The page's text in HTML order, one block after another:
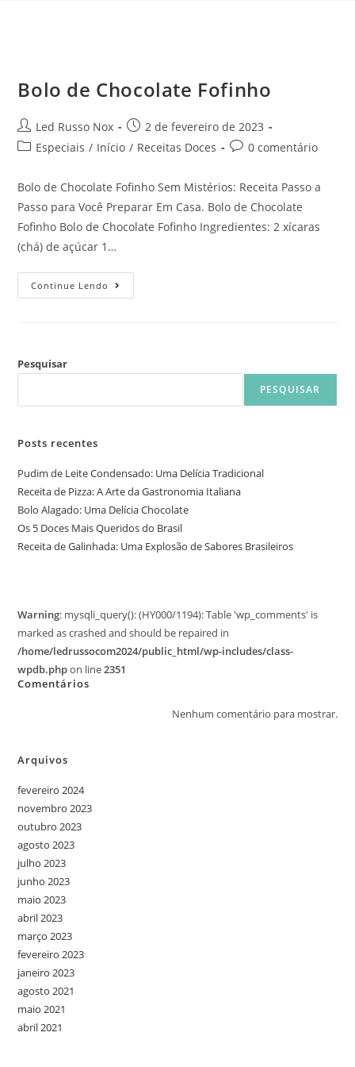
Bolo de Chocolate Fofinho
Led Russo Nox
2 de fevereiro de 2023
Especiais / Início / Receitas Doces 0 comentário
Bolo de Chocolate Fofinho Sem Mistérios: Receita Passo a
Passo para Você Preparar Em Casa. Bolo de Chocolate
Fofinho Bolo de Chocolate Fofinho Ingredientes: 2 xícaras
(chá) de açúcar 1…
Continue Lendo
Pesquisar
PESQUISAR
Posts recentes
Pudim de Leite Condensado: Uma Delícia Tradicional
Receita de Pizza: A Arte da Gastronomia Italiana
Bolo Alagado: Uma Delícia Chocolate
Os 5 Doces Mais Queridos do Brasil
Receita de Galinhada: Uma Explosão de Sabores Brasileiros
Warning: mysqli_query(): (HY000/1194): Table 'wp_comments' is
marked as crashed and should be repaired in
/home/ledrussocom2024/public_html/wp-includes/class-
wpdb.phpon line2351
Comentários
Nenhum comentário para mostrar.
Arquivos
fevereiro 2024
novembro 2023
outubro 2023
agosto 2023
julho 2023
junho 2023
maio 2023
abril 2023
março 2023
fevereiro 2023
janeiro 2023
agosto 2021
maio 2021
abril 2021